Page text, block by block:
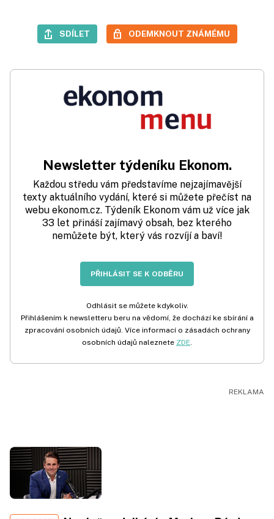
SDÍLET ODEMKNOUT ZNÁMÉMU
Newsletter týdeníku Ekonom.
Každou středu vám představíme nejzajímavější
texty aktuálního vydání, které si můžete přečíst na
webu ekonom.cz. Týdeník Ekonom vám už více jak
33 let přináší zajímavý obsah, bez kterého
nemůžete být, který vás rozvíjí a baví!
PŘIHLÁSIT SE K ODBĚRU
Odhlásit se můžete kdykoliv.
Přihlášením k newsletteru beru na vědomí, že dochází ke sbírání a
zpracování osobních údajů. Více informací o zásadách ochrany
osobních údajů naleznete ZDE.